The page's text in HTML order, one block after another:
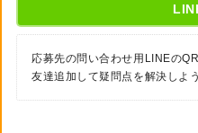
応募先の問い合わせ用LINEの
友達追加して疑問点を解決しよう